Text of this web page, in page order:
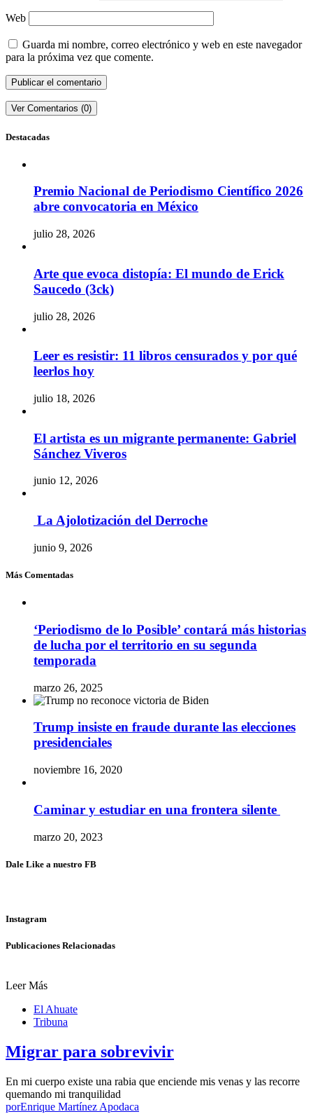
Web
Guarda mi nombre, correo electrónico y web en este navegador
para la próxima vez que comente.
Ver Comentarios (0)
Destacadas
Premio Nacional de Periodismo Científico 2026
abre convocatoria en México
julio 28, 2026
Arte que evoca distopía: El mundo de Erick
Saucedo (3ck)
julio 28, 2026
Leer es resistir: 11 libros censurados y por qué
leerlos hoy
julio 18, 2026
El artista es un migrante permanente: Gabriel
Sánchez Viveros
junio 12, 2026
La Ajolotización del Derroche
junio 9, 2026
Más Comentadas
‘Periodismo de lo Posible’ contará más historias
de lucha por el territorio en su segunda
temporada
marzo 26, 2025
Trump insiste en fraude durante las elecciones
presidenciales
noviembre 16, 2020
Caminar y estudiar en una frontera silente
marzo 20, 2023
Dale Like a nuestro FB
Instagram
Publicaciones Relacionadas
Leer Más
El Ahuate
Tribuna
Migrar para sobrevivir
En mi cuerpo existe una rabia que enciende mis venas y las recorre
quemando mi tranquilidad
porEnrique Martínez Apodaca